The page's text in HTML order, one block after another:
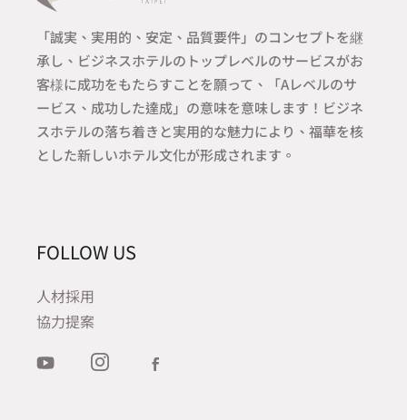
「誠実、実用的、安定、品質要件」のコンセプトを継
承し、ビジネスホテルのトップレベルのサービスがお
客様に成功をもたらすことを願って、「Aレベルのサ
ービス、成功した達成」の意味を意味します！ビジネ
スホテルの落ち着きと実用的な魅力により、福華を核
とした新しいホテル文化が形成されます。
FOLLOW US
人材採用
協力提案